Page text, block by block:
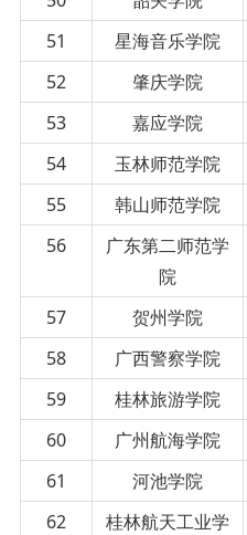
51
星海音乐学院
52
肇庆学院
53
嘉应学院
54
玉林师范学院
55
韩山师范学院
56
广东第二师范学
院
57 贺州学院
58
广西警察学院
59
桂林旅游学院
60
广州航海学院
61
河池学院
62
桂林航天工业学